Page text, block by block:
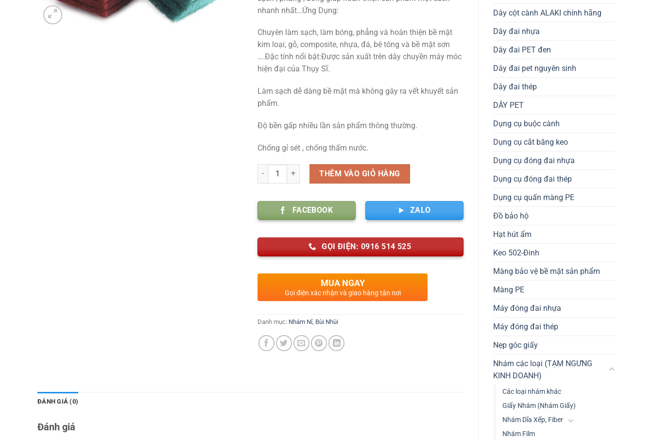
Dây cột cành ALAKI chính hãng
Dây đai nhựa
Dây đai PET đen
Dây đai pet nguyên sinh
Dây đai thép
DÂY PET
Dụng cụ buộc cành
Dụng cụ cắt băng keo
Dụng cụ đóng đai nhựa
Dụng cụ đóng đai thép
Dụng cụ quấn màng PE
Đồ bảo hộ
Hạt hút ẩm
Keo 502-Đinh
Màng bảo vệ bề mặt sản phẩm
Màng PE
Máy đóng đai nhựa
Máy đóng đai thép
Nẹp góc giấy
Nhám các loại (TẠM NGƯNG
KINH DOANH)
Các loại nhám khác
Giấy Nhám (Nhám Giấy)
Nhám Dĩa Xếp, Fiber
Nhám Film
nhanh nhất…Ứng Dụng:
Chuyên làm sạch, làm bóng, phẳng và hoàn thiện bề mặt
kim loại, gỗ, composite, nhựa, đá, bê tông và bề mặt sơn
….Đặc tính nổi bật:Được sản xuất trên dây chuyền máy móc
hiện đại của Thụy Sĩ.
Làm sạch dễ dàng bề mặt mà không gây ra vết khuyết sản
phẩm.
Độ bền gấp nhiều lần sản phẩm thông thường.
Chống gỉ sét , chống thấm nước.
Số lượng THÊM VÀO GIỎ HÀNG
FACEBOOK ZALO
GỌI ĐIỆN: 0916 514 525
MUA NGAY
Gọi điện xác nhận và giao hàng tận nơi
Danh mục: Nhám Nỉ, Bùi Nhùi
ĐÁNH GIÁ (0)
Đánh giá